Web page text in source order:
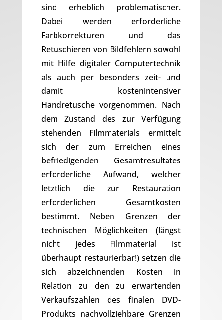
sind erheblich problematischer.
Dabei werden erforderliche
Farbkorrekturen und das
Retuschieren von Bildfehlern sowohl
mit Hilfe digitaler Computertechnik
als auch per besonders zeit- und
damit kostenintensiver
Handretusche vorgenommen. Nach
dem Zustand des zur Verfügung
stehenden Filmmaterials ermittelt
sich der zum Erreichen eines
befriedigenden Gesamtresultates
erforderliche Aufwand, welcher
letztlich die zur Restauration
erforderlichen Gesamtkosten
bestimmt. Neben Grenzen der
technischen Möglichkeiten (längst
nicht jedes Filmmaterial ist
überhaupt restaurierbar!) setzen die
sich abzeichnenden Kosten in
Relation zu den zu erwartenden
Verkaufszahlen des finalen DVD-
Produkts nachvollziehbare Grenzen